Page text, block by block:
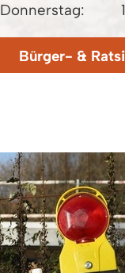
Donnerstag:
Bürger- &